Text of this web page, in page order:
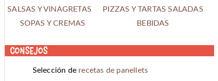
SALSAS Y VINAGRETAS
PIZZAS Y TARTAS SALADAS
SOPAS Y CREMAS
BEBIDAS
Consejos
Selección de recetas de panellets